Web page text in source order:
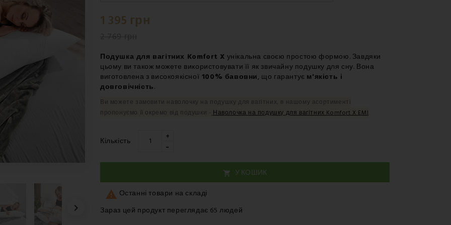

Четверг 20.08
1 395 грн
Подушка для вагітних Komfort X унікальна своєю простою формою. Завдяки
цьому ви також можете використовувати її як звичайну подушку для сну. Вона
виготовлена з високоякісної 100% бавовни, що гарантує м'якість і
довговічність.
Ви можете замовити наволочку на подушку для вагітних, в нашому асортименті
пропонуємо її окремо від подушки -
Наволочка на подушку для вагітних Komfort X EMI
Кількість +
-
 У КОШИК
 Останні товари на складі
Зараз цей продукт переглядає 65 людей